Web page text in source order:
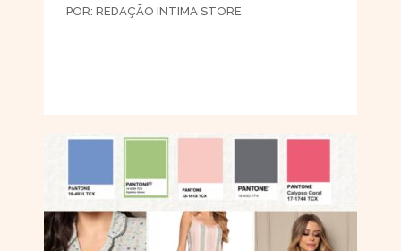
POR: REDAÇÃO INTIMA STORE